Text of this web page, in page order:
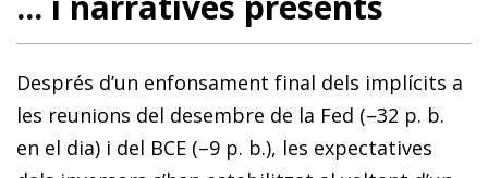
Després d’un enfonsament final dels implícits a
les reu­­nions del desembre de la Fed (–32 p. b.
en el dia) i del BCE (–9 p. b.), les expectatives